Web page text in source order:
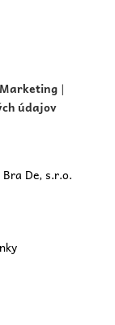
|
údajov
De, s.r.o.